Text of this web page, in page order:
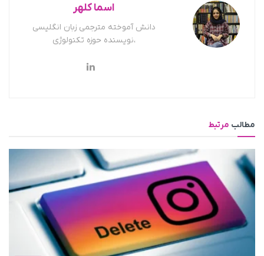
اسما کلهر
دانش آموخته مترجمی زبان انگلیسی
،نویسنده حوزه تکنولوژی
مطالب مرتبط